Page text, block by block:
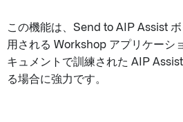
この機能は、Send to AIP Assist
用される Workshop アプリケーシ
キュメントで訓練された AIP
る場合に強力です。